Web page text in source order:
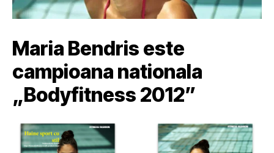
Maria Bendris este
campioana nationala
„Bodyfitness 2012”